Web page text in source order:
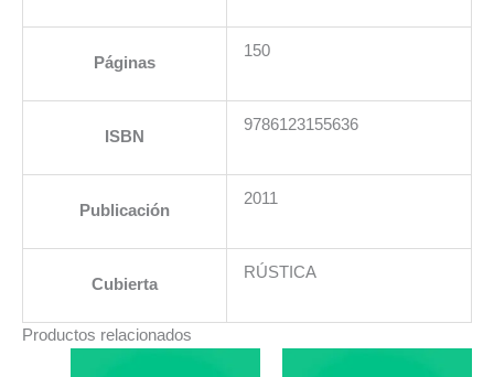
Páginas
150
ISBN
9786123155636
Publicación
2011
Cubierta
RÚSTICA
Productos relacionados